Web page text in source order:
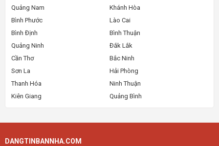
Quảng Nam
Khánh Hòa
Bình Phước
Lào Cai
Bình Định
Bình Thuận
Quảng Ninh
Đắk Lắk
Cần Thơ
Bắc Ninh
Sơn La
Hải Phòng
Thanh Hóa
Ninh Thuận
Kiên Giang
Quảng Bình
DANGTINBANNHA.COM